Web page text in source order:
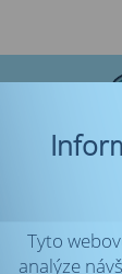
Tyto
analýze